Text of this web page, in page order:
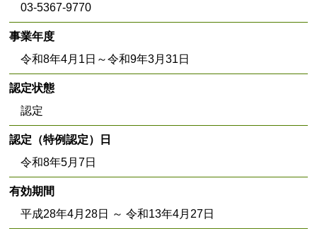
03-5367-9770
事業年度
令和8年4月1日～令和9年3月31日
認定状態
認定
認定（特例認定）日
令和8年5月7日
有効期間
平成28年4月28日 ～ 令和13年4月27日